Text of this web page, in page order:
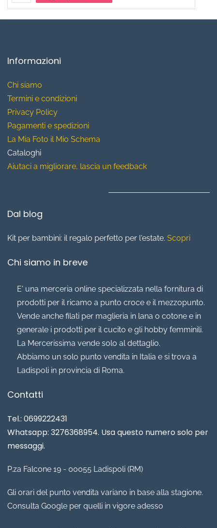
Informazioni
Chi siamo
Termini e condizioni
Privacy Policy
Pagamenti e spedizioni
La Mia Foto il Mio Schema
Cataloghi
Aiutaci a migliorare, lascia un feedback
Dal blog
Kit per bambini: il regalo perfetto per l'estate. Scopri
Chi siamo in breve
E' una merceria online specializzata nella fornitura di
prodotti per il ricamo a punto croce e il mezzopunto.
Vende anche filati per maglieria in lana o cotone e in
generale i prodotti per il cucito e gli hobby femminili.
La Mercerissima vende solo al dettaglio.
Abbiamo un solo punto vendita in Italia e si trova a
Ladispoli in provincia di Roma.
Contatti
Tel.: 0699222431
Whatsapp: 3276368954. Usa questo numero solo per
messaggi.
P.za Falcone 19 - 00055 Ladispoli (RM)
Gli orari del punto vendita variano in base alla stagione.
Consulta Google per quelli in vigore adesso